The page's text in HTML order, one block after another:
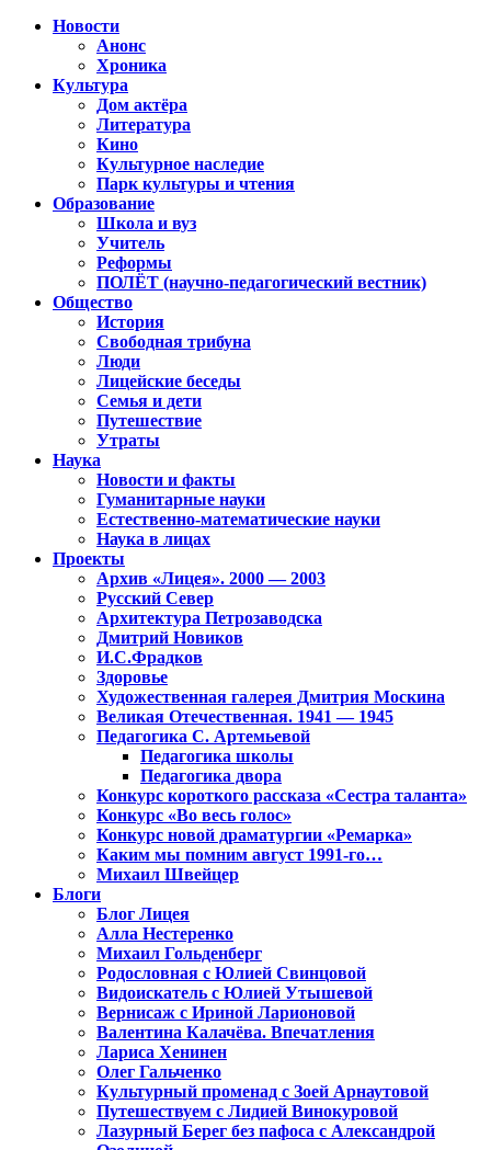
Новости
Анонс
Хроника
Культура
Дом актёра
Литература
Кино
Культурное наследие
Парк культуры и чтения
Образование
Школа и вуз
Учитель
Реформы
ПОЛЁТ (научно-педагогический вестник)
Общество
История
Свободная трибуна
Люди
Лицейские беседы
Семья и дети
Путешествие
Утраты
Наука
Новости и факты
Гуманитарные науки
Естественно-математические науки
Наука в лицах
Проекты
Архив «Лицея». 2000 — 2003
Русский Север
Архитектура Петрозаводска
Дмитрий Новиков
И.С.Фрадков
Здоровье
Художественная галерея Дмитрия Москина
Великая Отечественная. 1941 — 1945
Педагогика С. Артемьевой
Педагогика школы
Педагогика двора
Конкурс короткого рассказа «Сестра таланта»
Конкурс «Во весь голос»
Конкурс новой драматургии «Ремарка»
Каким мы помним август 1991-го…
Михаил Швейцер
Блоги
Блог Лицея
Алла Нестеренко
Михаил Гольденберг
Родословная с Юлией Свинцовой
Видоискатель с Юлией Утышевой
Вернисаж с Ириной Ларионовой
Валентина Калачёва. Впечатления
Лариса Хенинен
Олег Гальченко
Культурный променад с Зоей Арнаутовой
Путешествуем с Лидией Винокуровой
Лазурный Берег без пафоса с Александрой